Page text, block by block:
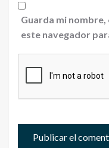
Guarda mi
este navegador